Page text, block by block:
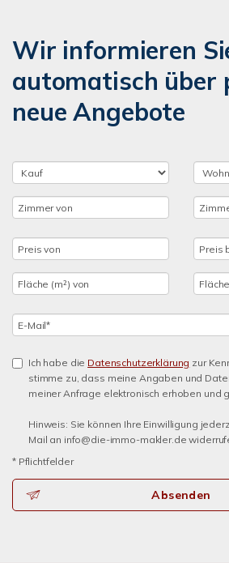
Wir informieren
automatisch über
neue Angebote
Ich habe die Datenschutzerklärung zur
stimme zu, dass meine Angaben und
meiner Anfrage elektronisch erhoben und
Hinweis: Sie können Ihre Einwilligung
Mail an info@die-immo-makler.de
* Pflichtfelder
Absenden